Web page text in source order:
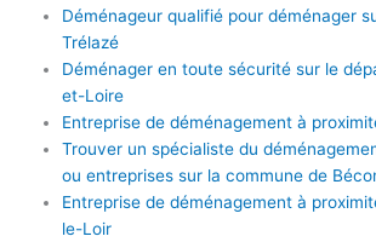
Déménageur qualifié pour déménager
Trélazé
Déménager en toute sécurité sur le
et-Loire
Entreprise de déménagement à
Trouver un spécialiste du
ou entreprises sur la commune de
Entreprise de déménagement à
le-Loir